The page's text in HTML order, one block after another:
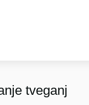
tveganj